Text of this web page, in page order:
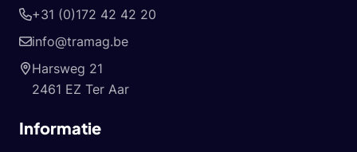
+31 (0)172 42 42 20
info@tramag.be
Harsweg 21
2461 EZ Ter Aar
Informatie